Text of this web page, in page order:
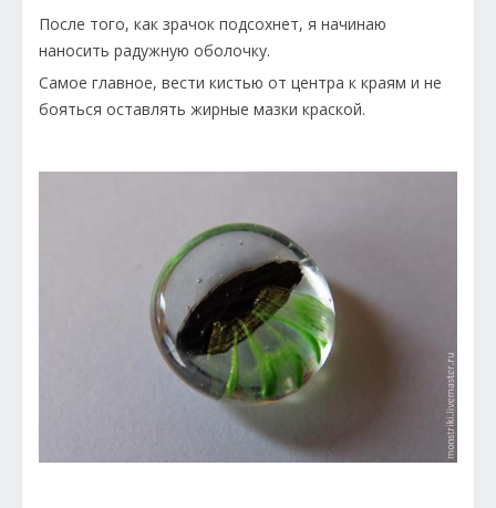
После того, как зрачок подсохнет, я начинаю
наносить радужную оболочку.
Самое главное, вести кистью от центра к краям и не
бояться оставлять жирные мазки краской.